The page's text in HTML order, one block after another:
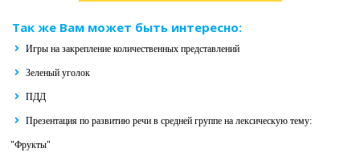
Так же Вам может быть интересно:
Игры на закрепление количественных представлений
Зеленый уголок
ПДД
Презентация по развитию речи в средней группе на лексическую тему:
"Фрукты"